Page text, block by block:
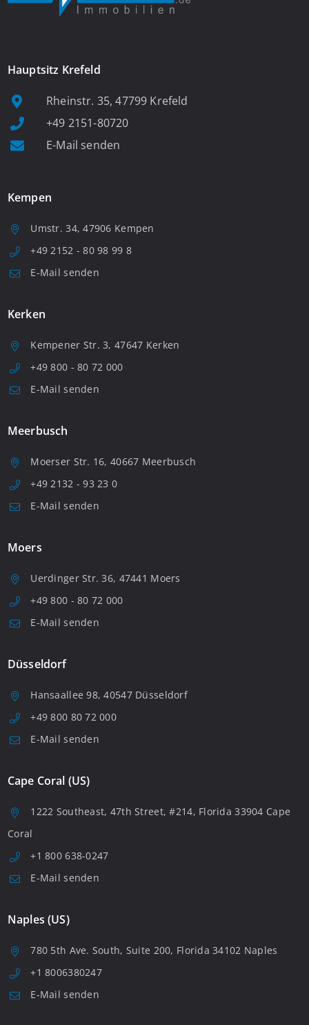
Hauptsitz Krefeld
Rheinstr. 35, 47799 Krefeld
+49 2151-80720
E-Mail senden
Kempen
Umstr. 34, 47906 Kempen
+49 2152 - 80 98 99 8
E-Mail senden
Kerken
Kempener Str. 3, 47647 Kerken
+49 800 - 80 72 000
E-Mail senden
Meerbusch
Moerser Str. 16, 40667 Meerbusch
+49 2132 - 93 23 0
E-Mail senden
Moers
Uerdinger Str. 36, 47441 Moers
+49 800 - 80 72 000
E-Mail senden
Düsseldorf
Hansaallee 98, 40547 Düsseldorf
+49 800 80 72 000
E-Mail senden
Cape Coral (US)
1222 Southeast, 47th Street, #214, Florida 33904 Cape
Coral
+1 800 638-0247
E-Mail senden
Naples (US)
780 5th Ave. South, Suite 200, Florida 34102 Naples
+1 8006380247
E-Mail senden